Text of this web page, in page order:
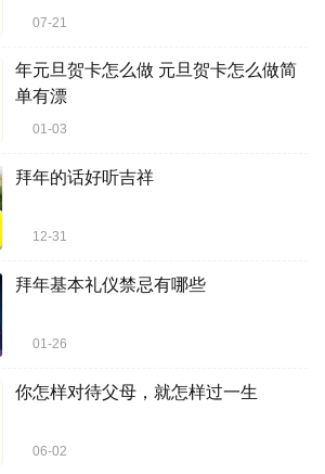
07-21
年元旦贺卡怎么做 元旦贺卡怎么做简
单有漂
01-03
拜年的话好听吉祥
12-31
拜年基本礼仪禁忌有哪些
01-26
你怎样对待父母，就怎样过一生
06-02